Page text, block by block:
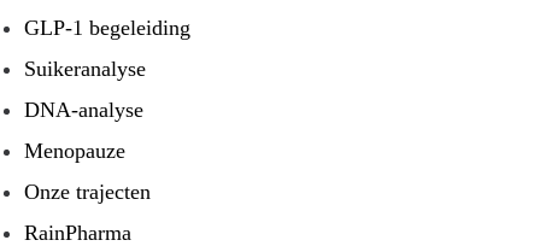
GLP-1 begeleiding
Suikeranalyse
DNA-analyse
Menopauze
Onze trajecten
RainPharma